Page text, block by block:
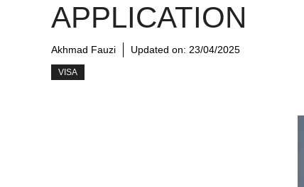
APPLICATION
Akhmad Fauzi Updated on: 23/04/2025
VISA